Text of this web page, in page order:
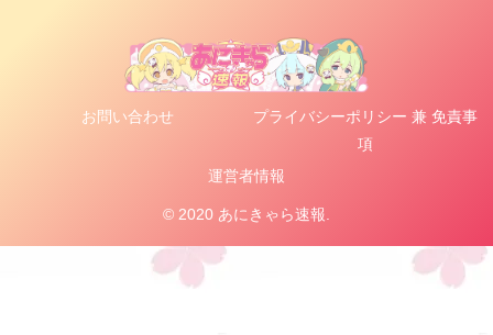
お問い合わせ
プライバシーポリシー 兼 免責事
項
運営者情報
© 2020 あにきゃら速報.